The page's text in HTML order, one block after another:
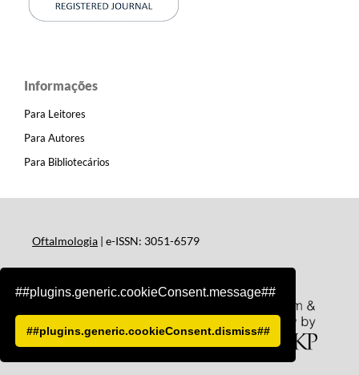
##plugins.generic.cookieConsent.message##
##plugins.generic.cookieConsent.dismiss##
Informações
Para Leitores
Para Autores
Para Bibliotecários
Oftalmologia| e-ISSN: 3051-6579